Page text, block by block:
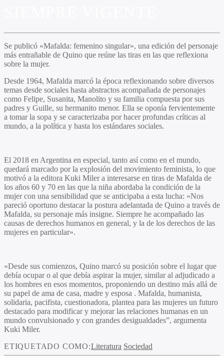
Se publicó «Mafalda: femenino singular», una edición del personaje
más entrañable de Quino que reúne las tiras en las que reflexiona
sobre la mujer.
Desde 1964, Mafalda marcó la época reflexionando sobre diversos
temas desde sociales hasta abstractos acompañada de personajes
como Felipe, Susanita, Manolito y su familia compuesta por sus
padres y Guille, su hermanito menor. Ella se oponía fervientemente
a tomar la sopa y se caracterizaba por hacer profundas críticas al
mundo, a la política y hasta los estándares sociales.
El 2018 en Argentina en especial, tanto así como en el mundo,
quedará marcado por la explosión del movimiento feminista, lo que
motivó a la editora Kuki Miler a interesarse en tiras de Mafalda de
los años 60 y 70 en las que la niña abordaba la condición de la
mujer con una sensibilidad que se anticipaba a esta lucha: «Nos
pareció oportuno destacar la postura adelantada de Quino a través de
Mafalda, su personaje más insigne. Siempre he acompañado las
causas de derechos humanos en general, y la de los derechos de las
mujeres en particular».
«Desde sus comienzos, Quino marcó su posición sobre el lugar que
debía ocupar o al que debía aspirar la mujer, similar al adjudicado a
los hombres en esos momentos, proponiendo un destino más allá de
su papel de ama de casa, madre y esposa . Mafalda, humanista,
solidaria, pacifista, cuestionadora, plantea para las mujeres un futuro
destacado para modificar y mejorar las relaciones humanas en un
mundo convulsionado y con grandes desigualdades”, argumenta
Kuki Miler.
ETIQUETADO COMO:Literatura Sociedad